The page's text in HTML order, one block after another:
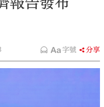
字號 分享